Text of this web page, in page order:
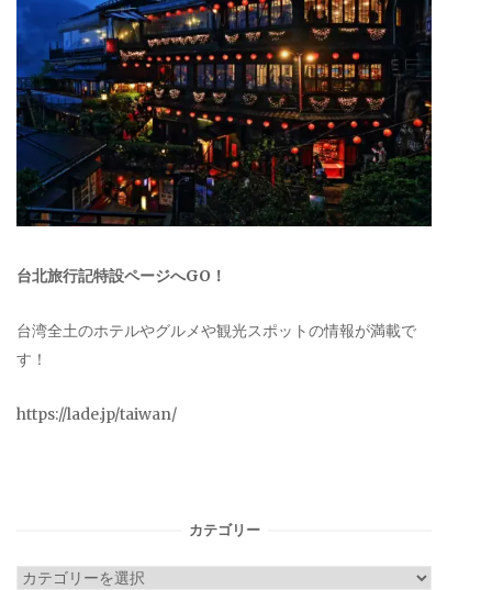
台北旅行記特設ページへGO！
台湾全土のホテルやグルメや観光スポットの情報が満載で
す！
https://lade.jp/taiwan/
カテゴリー
カ